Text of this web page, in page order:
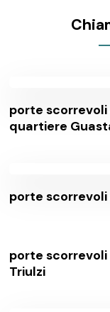
porte
quartiere
porte
porte
Triulzi